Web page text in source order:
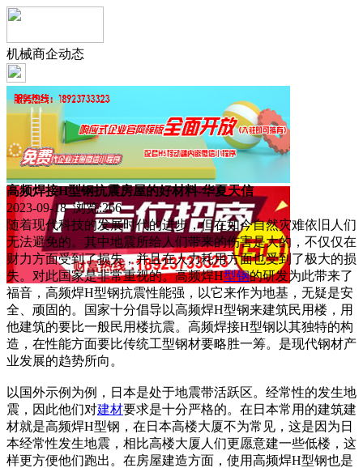
机械商企动态
高频焊接H型钢抗震房屋的好材料-华夏天信
2023-09-18 浏览:266
随着现代科技的发展时代的进步，但在如今自然灾难依旧人们
无法避免的。其中地震所给人们带来的伤害是大的，不仅仅在
财力方面受到了损失，并且在人力耗用方面也受到了极大的损
失。对此国家是非常重视的。高频焊H型钢的研发为此带来了
福音，高频焊H型钢抗震性能强，以它来作为地基，无疑是安
全、顽固的。国家十分倡导以高频焊H型钢来建筑民用楼，用
他建筑的要比一般民用楼抗震。高频焊接H型钢以其独特的构
造，在性能方面要比传统工型钢材要略胜一筹。是现代钢材产
业发展的趋势所向。
以国外示例为例，日本是处于地震带活跃区。经常性的发生地
震，因此他们对建材要求是十分严格的。在日本常用的建筑建
材就是高频焊H型钢，在日本高楼大厦不为常见，这是因为日
本经常性发生地震，相比高楼大厦人们更愿意建一些低楼，这
样更方便他们跑出。在房屋建造方面，使用高频焊H型钢也是